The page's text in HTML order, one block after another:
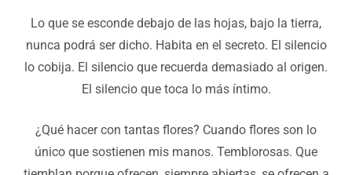
Lo que se esconde debajo de las hojas, bajo la tierra,
nunca podrá ser dicho. Habita en el secreto. El silencio
lo cobija. El silencio que recuerda demasiado al origen.
El silencio que toca lo más íntimo.
¿Qué hacer con tantas flores? Cuando flores son lo
único que sostienen mis manos. Temblorosas. Que